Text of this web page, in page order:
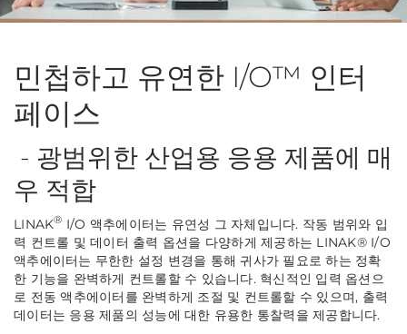
민첩하고 유연한 I/O™ 인터
페이스
- 광범위한 산업용 응용 제품에 매
우 적합
LINAK® I/O 액추에이터는 유연성 그 자체입니다. 작동 범위와 입
력 컨트롤 및 데이터 출력 옵션을 다양하게 제공하는 LINAK® I/O
액추에이터는 무한한 설정 변경을 통해 귀사가 필요로 하는 정확
한 기능을 완벽하게 컨트롤할 수 있습니다. 혁신적인 입력 옵션으
로 전동 액추에이터를 완벽하게 조절 및 컨트롤할 수 있으며, 출력
데이터는 응용 제품의 성능에 대한 유용한 통찰력을 제공합니다.